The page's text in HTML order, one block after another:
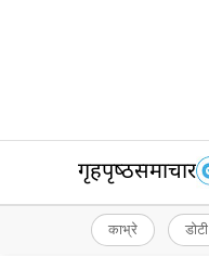
गृहपृष्‍ठसमाचार
काभ्रे डोटी